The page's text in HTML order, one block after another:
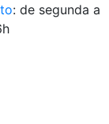
: de segunda a